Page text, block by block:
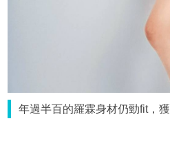
年過半百的羅霖身材仍勁fit，獲